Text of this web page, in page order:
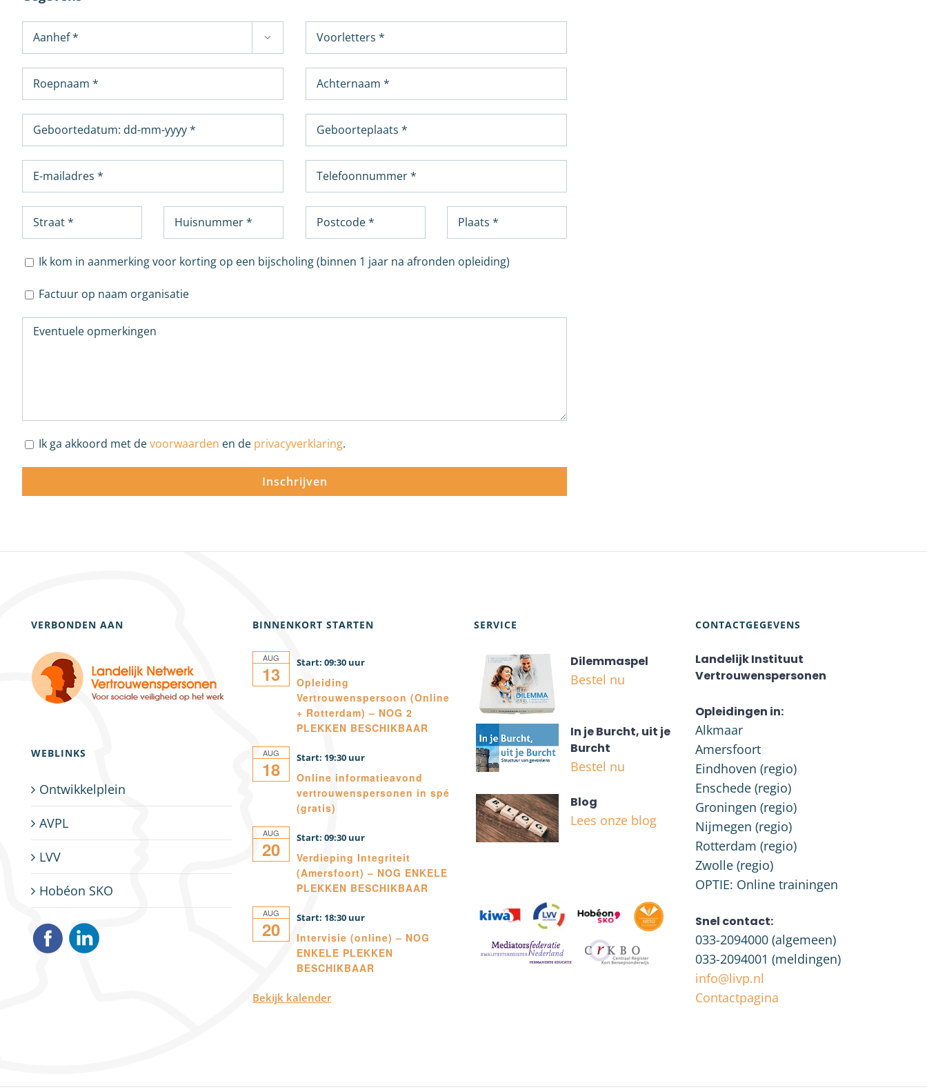

Ik kom in aanmerking voor korting op een bijscholing (binnen 1 jaar na afronden opleiding)
Factuur op naam organisatie
Ik ga akkoord met devoorwaarden en de privacyverklaring.
VERBONDEN AAN
WEBLINKS
Ontwikkelplein
AVPL
LVV
Hobéon SKO
BINNENKORT STARTEN
AUG
13 09:30
Opleiding
Vertrouwenspersoon (Online
+ Rotterdam) – NOG 2
PLEKKEN BESCHIKBAAR
AUG
18 19:30
Online informatieavond
vertrouwenspersonen in spé
(gratis)
AUG
20 09:30
Verdieping Integriteit
(Amersfoort) – NOG ENKELE
PLEKKEN BESCHIKBAAR
AUG
20 18:30
Intervisie (online) – NOG
ENKELE PLEKKEN
BESCHIKBAAR
Bekijk kalender
SERVICE
Dilemmaspel
Bestel nu
In je Burcht, uit je
Burcht
Bestel nu
Blog
Lees onze blog
CONTACTGEGEVENS
Landelijk Instituut
Vertrouwenspersonen
Opleidingen in:
Alkmaar
Amersfoort
Eindhoven (regio)
Enschede (regio)
Groningen (regio)
Nijmegen (regio)
Rotterdam (regio)
Zwolle (regio)
OPTIE: Online trainingen
Snel contact:
033-2094000 (algemeen)
033-2094001 (meldingen)
info@livp.nl
Contactpagina